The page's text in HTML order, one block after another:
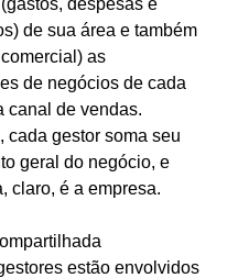
despesas e
de sua área e também
as
de negócios de cada
canal de vendas.
cada gestor soma seu
geral do negócio, e
claro, é a empresa.
estão envolvidos